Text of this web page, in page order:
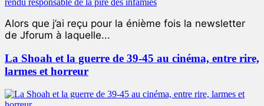
Alors que j’ai reçu pour la énième fois la newsletter
de Jforum à laquelle...
La Shoah et la guerre de 39-45 au cinéma, entre rire,
larmes et horreur